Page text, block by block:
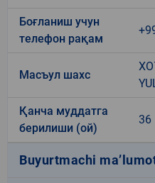
Боғланиш учун
телефон рақам
Масъул шахс
Қанча муддатга
берилиши (ой)
36
Buyurtmachi